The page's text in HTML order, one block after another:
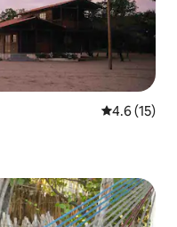
レビュー15
4.6 (15)